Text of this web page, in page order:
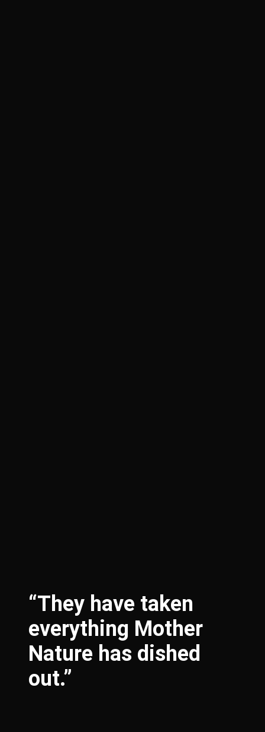
“They have taken
everything Mother
Nature has dished
out.”